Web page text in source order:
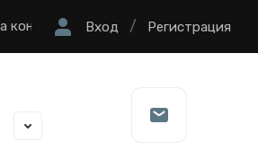
конфиденциальности
Вход / Регистрация